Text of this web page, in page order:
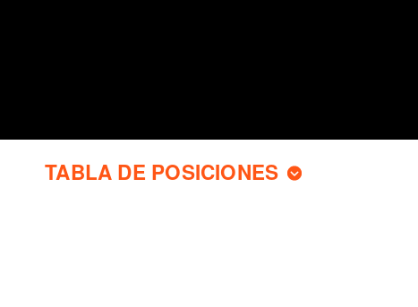
TABLA DE POSICIONES